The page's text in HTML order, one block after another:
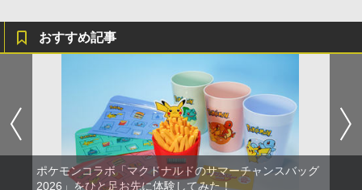
おすすめ記事
ポケモンコラボ「マクドナルドのサマーチャンスバッグ
2026」をひと足お先に体験してみた！